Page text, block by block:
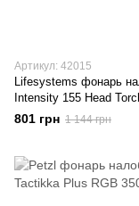
Артикул: 42015
Lifesystems фонарь
Intensity 155 Head
801 грн 1 144 грн